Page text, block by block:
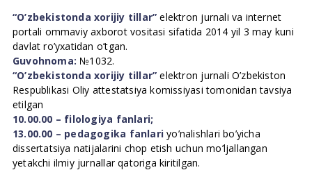
“O’zbekistonda xorijiy tillar” elektron jurnali va internet
portali ommaviy axborot vositasi sifatida 2014 yil 3 may kuni
davlat ro’yxatidan o’tgan.
Guvohnoma: №1032.
“O’zbekistonda xorijiy tillar” elektron jurnali O’zbekiston
Respublikasi Oliy attestatsiya komissiyasi tomonidan tavsiya
etilgan
10.00.00 – filologiya fanlari;
13.00.00 – pedagogika fanlari yo’nalishlari bo’yicha
dissertatsiya natijalarini chop etish uchun mo’ljallangan
yetakchi ilmiy jurnallar qatoriga kiritilgan.